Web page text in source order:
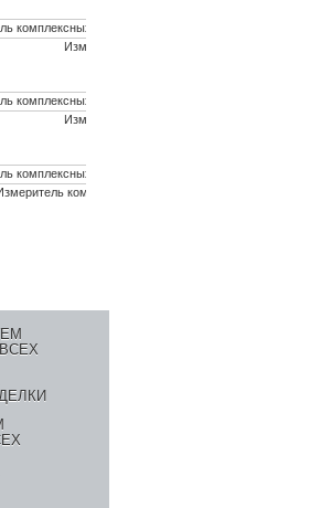
Измеритель комплексных...
Измеритель комплексных...
комплексных...